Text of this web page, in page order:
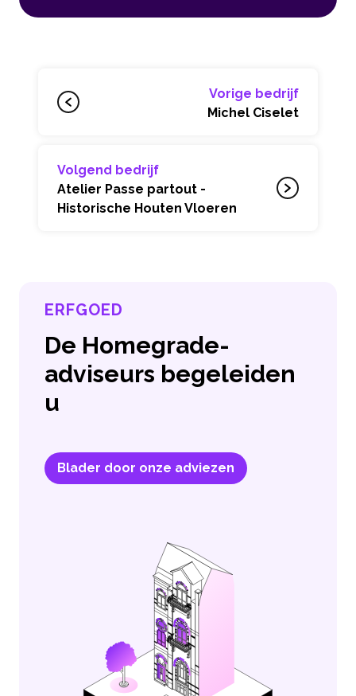
Vorige bedrijf
Michel Ciselet
Volgend bedrijf
Atelier Passe partout -
Historische Houten Vloeren
ERFGOED
De Homegrade-
adviseurs begeleiden
u
Blader door onze adviezen